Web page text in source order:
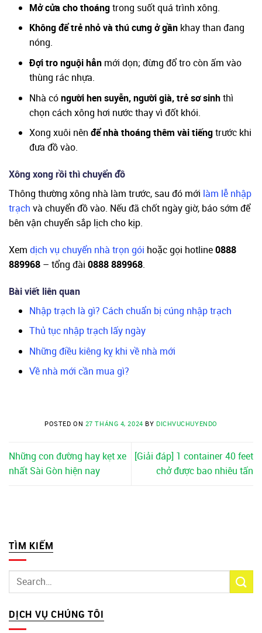
Mở cửa cho thoángtrong suốt quá trình xông.
Không để trẻ nhỏ và thú cưng ở gần khay than đang
nóng.
Đợi tro nguội hẳn mới dọn; đừng đổ tro còn ấm vào
thùng rác nhựa.
Nhà cóngười hen suyễn, người già, trẻ sơ sinhthì
chọn cách xông hơi nước thay vì đốt khói.
Xong xuôi nên để nhà thoáng thêm vài tiếngtrước khi
đưa đồ vào.
Xông xong rồi thì chuyển đồ
Thông thường xông nhà làm trước, sau đó mới làm lễ nhập
trạch và chuyển đồ vào. Nếu đã chốt ngày giờ, báo sớm để
bên vận chuyển sắp lịch cho kịp.
Xem dịch vụ chuyển nhà trọn gói hoặc gọi hotline0888
889968 – tổng đài 0888 889968.
Bài viết liên quan
Nhập trạch là gì? Cách chuẩn bị cúng nhập trạch
Thủ tục nhập trạch lấy ngày
Những điều kiêng kỵ khi về nhà mới
Về nhà mới cần mua gì?
POSTED ON 27 THÁNG 4, 2024 BY DICHVUCHUYENDO
Những con đường hay kẹt xe
nhất Sài Gòn hiện nay
[Giải đáp] 1 container 40 feet
chở được bao nhiêu tấn
TÌM KIẾM
DỊCH VỤ CHÚNG TÔI